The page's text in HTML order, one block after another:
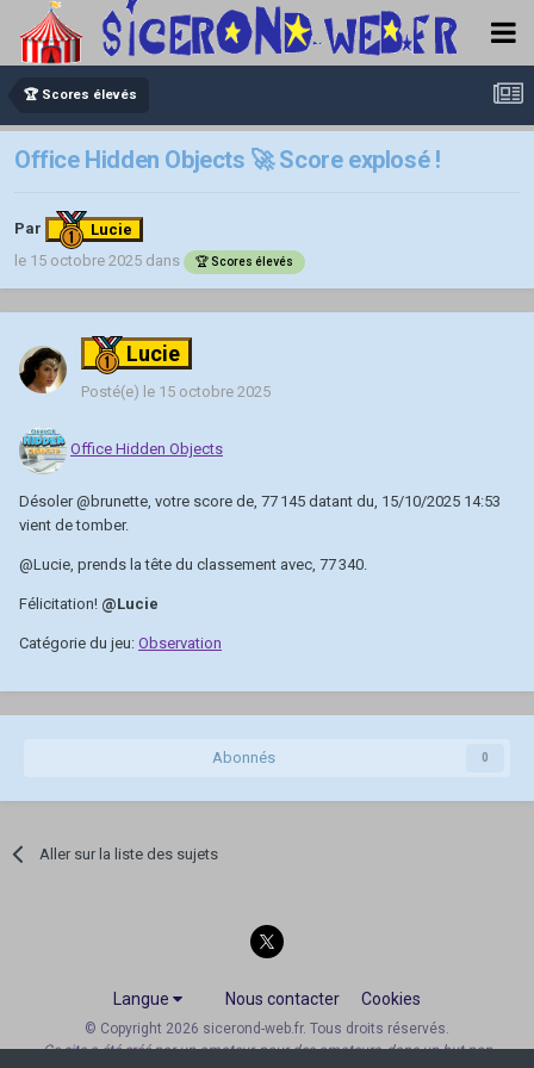
🏆 Scores élevés
Office Hidden Objects 🚀 Score explosé !
Par
Lucie
le 15 octobre 2025 dans 🏆 Scores élevés
Lucie
Posté(e) le 15 octobre 2025
Office Hidden Objects
Désoler@brunette , votre score de, 77 145 datant du, 15/10/2025 14:53
vient de tomber.
@Lucie , prends la tête du classement avec, 77 340.
Félicitation! @Lucie
Catégorie du jeu: Observation
Abonnés 0
Aller sur la liste des sujets
Langue Nous contacter Cookies
© Copyright 2026 sicerond-web.fr. Tous droits réservés.
Ce site a été créé par un amateur, pour des amateurs, dans un but non